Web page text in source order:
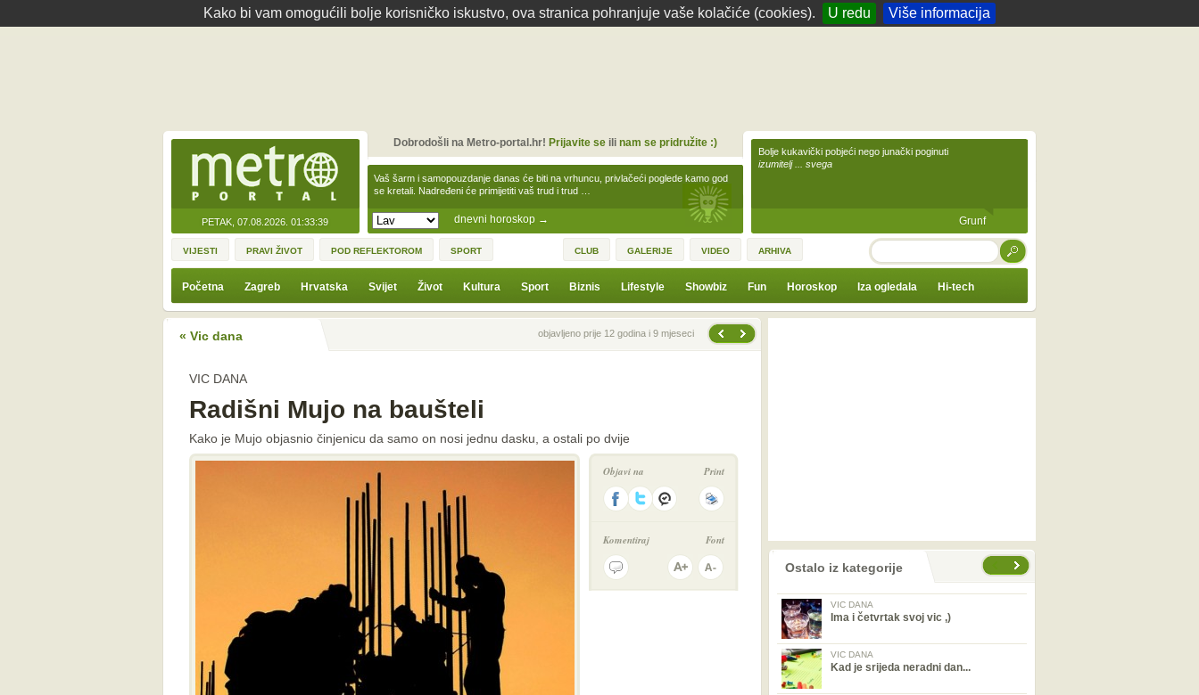
Kako bi vam omogućili bolje korisničko iskustvo, ova stranica pohranjuje vaše kolačiće (cookies). U redu Više informacija
PETAK, 07.08.2026. 01:33:39 dnevni horoskop →
Vaš šarm i samopouzdanje danas će biti na vrhuncu, privlačeći poglede kamo god
se kretali. Nadređeni će primijetiti vaš trud i trud …
Dobrodošli na Metro-portal.hr! Prijavite seili nam se pridružite :)
Bolje kukavički pobjeći nego junački poginuti
izumitelj ... svega
Grunf
VIJESTI PRAVI ŽIVOT POD REFLEKTOROM SPORT CLUB GALERIJE VIDEO ARHIVA TRAŽI
Početna Zagreb Hrvatska Svijet Život Kultura Sport Biznis Lifestyle Showbiz Fun Horoskop Iza ogledala Hi-tech
« Vic dana Prethodna vijestobjavljeno prije 12 godina i 9 mjeseci
VIC DANA
Radišni Mujo na baušteli
Kako je Mujo objasnio činjenicu da samo on nosi jednu dasku, a ostali po dvije
Objavi na Print
Komentiraj Font
prethodno Ostalo iz kategorije
VIC DANA
Ima i četvrtak svoj vic ,)
VIC DANA
Kad je srijeda neradni dan...